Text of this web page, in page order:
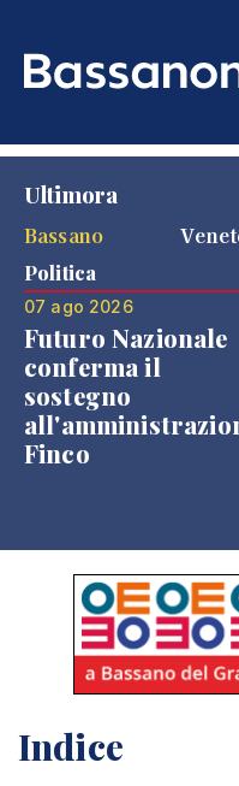
Ultimora
Bassano
Politica
07 ago 2026
Futuro Nazionale
conferma il
sostegno
Finco
Indice